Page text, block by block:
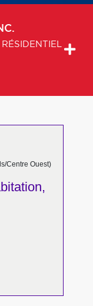
Centre Ouest)